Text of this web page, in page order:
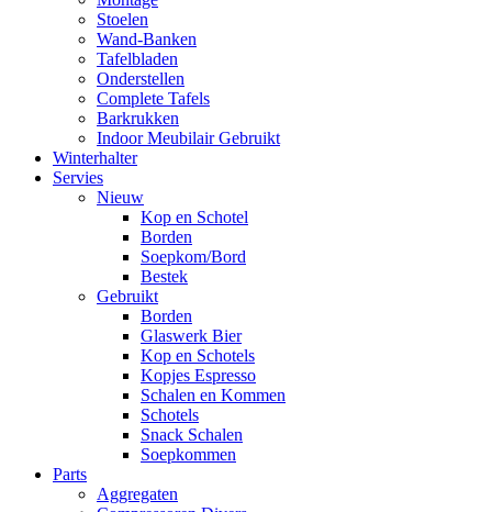
Stoelen
Wand-Banken
Tafelbladen
Onderstellen
Complete Tafels
Barkrukken
Indoor Meubilair Gebruikt
Winterhalter
Servies
Nieuw
Kop en Schotel
Borden
Soepkom/Bord
Bestek
Gebruikt
Borden
Glaswerk Bier
Kop en Schotels
Kopjes Espresso
Schalen en Kommen
Schotels
Snack Schalen
Soepkommen
Parts
Aggregaten